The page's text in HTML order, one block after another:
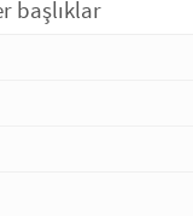
başlıklar